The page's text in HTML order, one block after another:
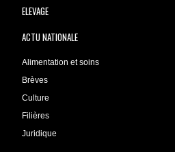
ELEVAGE
ACTU NATIONALE
Alimentation et soins
Brèves
Culture
Filières
Juridique